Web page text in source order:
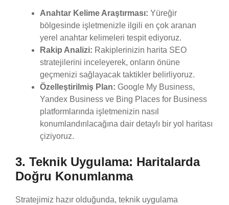
Anahtar Kelime Araştırması: Yüreğir
bölgesinde işletmenizle ilgili en çok aranan
yerel anahtar kelimeleri tespit ediyoruz.
Rakip Analizi: Rakiplerinizin harita SEO
stratejilerini inceleyerek, onların önüne
geçmenizi sağlayacak taktikler belirliyoruz.
Özelleştirilmiş Plan: Google My Business,
Yandex Business ve Bing Places for Business
platformlarında işletmenizin nasıl
konumlandırılacağına dair detaylı bir yol haritası
çiziyoruz.
3. Teknik Uygulama: Haritalarda
Doğru Konumlanma
Stratejimiz hazır olduğunda, teknik uygulama